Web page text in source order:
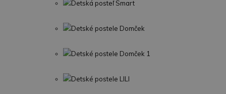
Detská posteľ Smart
Detské postele Domček
Detské postele Domček 1
Detské postele LILI